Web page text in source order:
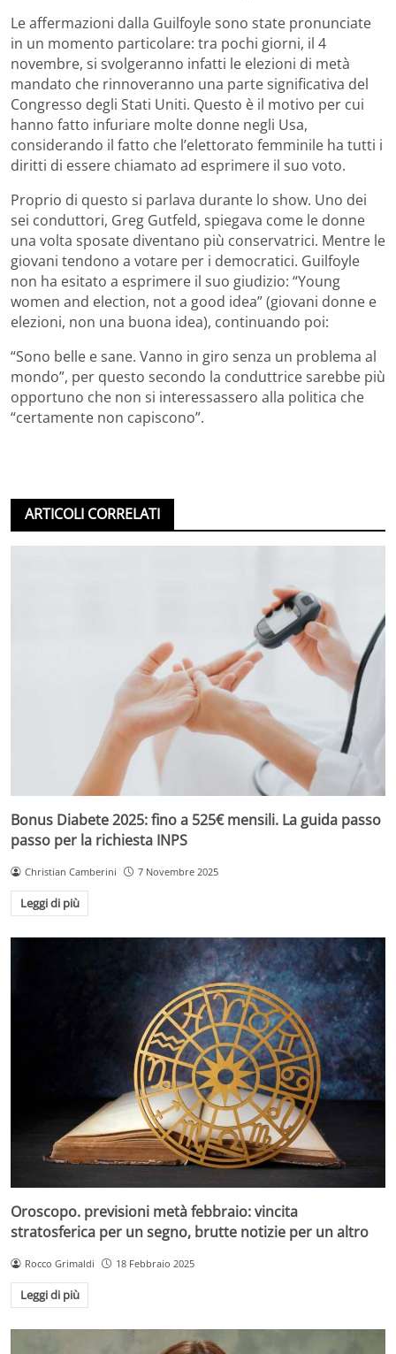
Le affermazioni dalla Guilfoyle sono state pronunciate
in un momento particolare: tra pochi giorni, il 4
novembre, si svolgeranno infatti le elezioni di metà
mandato che rinnoveranno una parte significativa del
Congresso degli Stati Uniti. Questo è il motivo per cui
hanno fatto infuriare molte donne negli Usa,
considerando il fatto che l’elettorato femminile ha tutti i
diritti di essere chiamato ad esprimere il suo voto.
Proprio di questo si parlava durante lo show. Uno dei
sei conduttori, Greg Gutfeld, spiegava come le donne
una volta sposate diventano più conservatrici. Mentre le
giovani tendono a votare per i democratici. Guilfoyle
non ha esitato a esprimere il suo giudizio: “Young
women and election, not a good idea” (giovani donne e
elezioni, non una buona idea), continuando poi:
“Sono belle e sane. Vanno in giro senza un problema al
mondo”, per questo secondo la conduttrice sarebbe più
opportuno che non si interessassero alla politica che
“certamente non capiscono”.
ARTICOLI CORRELATI
Bonus Diabete 2025: fino a 525€ mensili. La guida passo
passo per la richiesta INPS
Christian Camberini 7 Novembre 2025
Leggi di più
Oroscopo. previsioni metà febbraio: vincita
stratosferica per un segno, brutte notizie per un altro
Rocco Grimaldi 18 Febbraio 2025
Leggi di più